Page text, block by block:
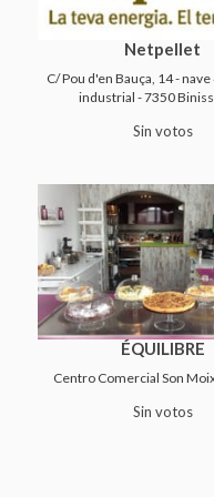
Netpellet
C/ Pou d'en Bauça, 14 -
industrial - 7350
Sin votos
ÉQUILIBRE
Centro Comercial Son
Sin votos